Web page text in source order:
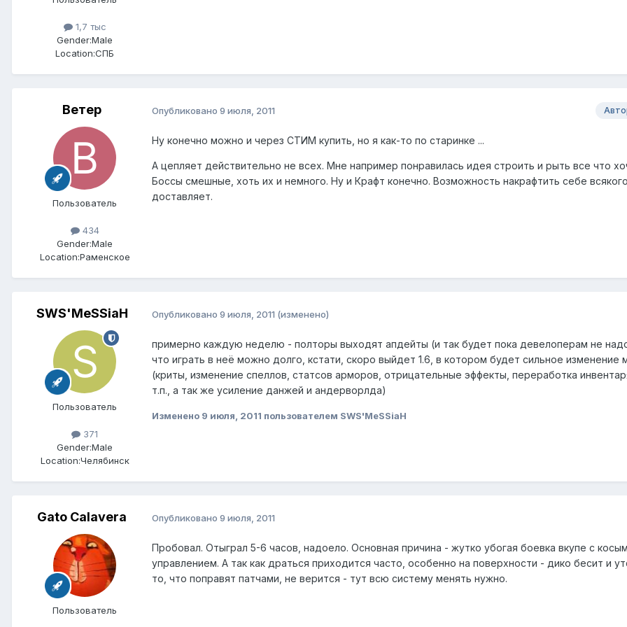
1,7 тыс
Gender:Male
Location:СПБ
Ветер
Пользователь
434
Gender:Male
Location:Раменское
Опубликовано 9 июля, 2011
Ну конечно можно и через СТИМ купить, но я как-то по старинке ...
А цепляет действительно не всех. Мне например понравилась идея строить и рыть все что
Боссы смешные, хоть их и немного. Ну и Крафт конечно. Возможность накрафтить себе всякого
доставляет.
SWS'MeSSiaH
Пользователь
371
Gender:Male
Location:Челябинск
Опубликовано 9 июля, 2011 (изменено)
примерно каждую неделю - полторы выходят апдейты (и так будет пока девелоперам не
что играть в неё можно долго, кстати, скоро выйдет 1.6, в котором будет сильное изменение
(криты, изменение спеллов, статсов арморов, отрицательные эффекты, переработка
т.п., а так же усиление данжей и андерворлда)
Изменено 9 июля, 2011 пользователем SWS'MeSSiaH
Gato Calavera
Пользователь
Опубликовано 9 июля, 2011
Пробовал. Отыграл 5-6 часов, надоело. Основная причина - жутко убогая боевка вкупе с косым
управлением. А так как драться приходится часто, особенно на поверхности - дико бесит и
то, что поправят патчами, не верится - тут всю систему менять нужно.